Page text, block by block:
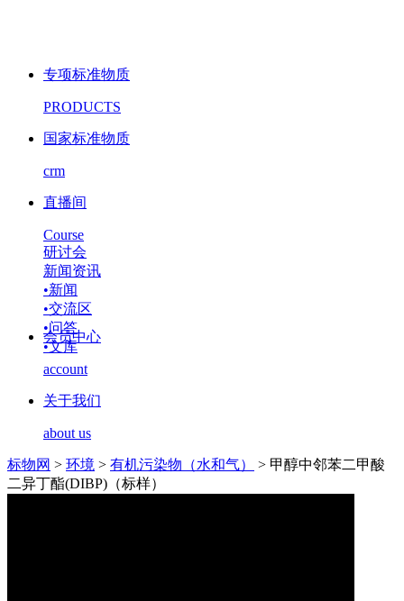
专项标准物质
PRODUCTS
国家标准物质
crm
直播间
Course
研讨会
新闻资讯
•新闻
•交流区
•问答
•文库
会员中心
account
关于我们
about us
标物网 > 环境 > 有机污染物（水和气） > 甲醇中邻苯二甲酸
二异丁酯(DIBP)（标样）